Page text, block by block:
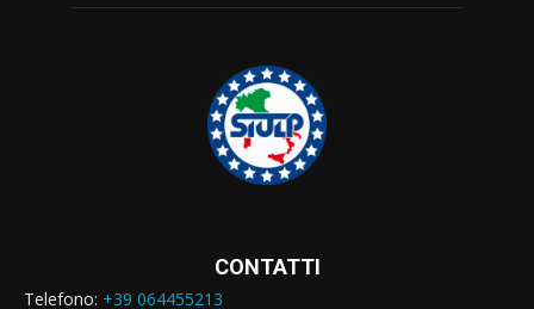
CONTATTI
Telefono: +39 064455213